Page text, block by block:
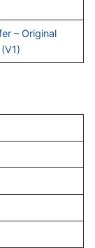
– Original